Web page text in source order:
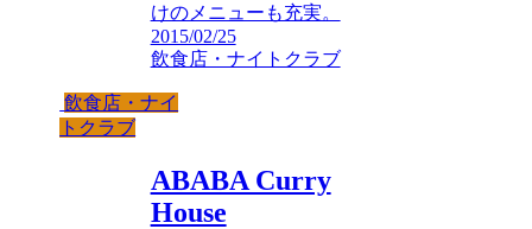
けのメニューも充実。
2015/02/25
飲食店・ナイトクラブ
飲食店・ナイ
トクラブ
ABABA Curry
House